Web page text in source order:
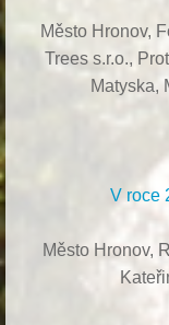
Město Hronov,
Trees s.r.o.,
Matyska,
V roce
Město Hronov,